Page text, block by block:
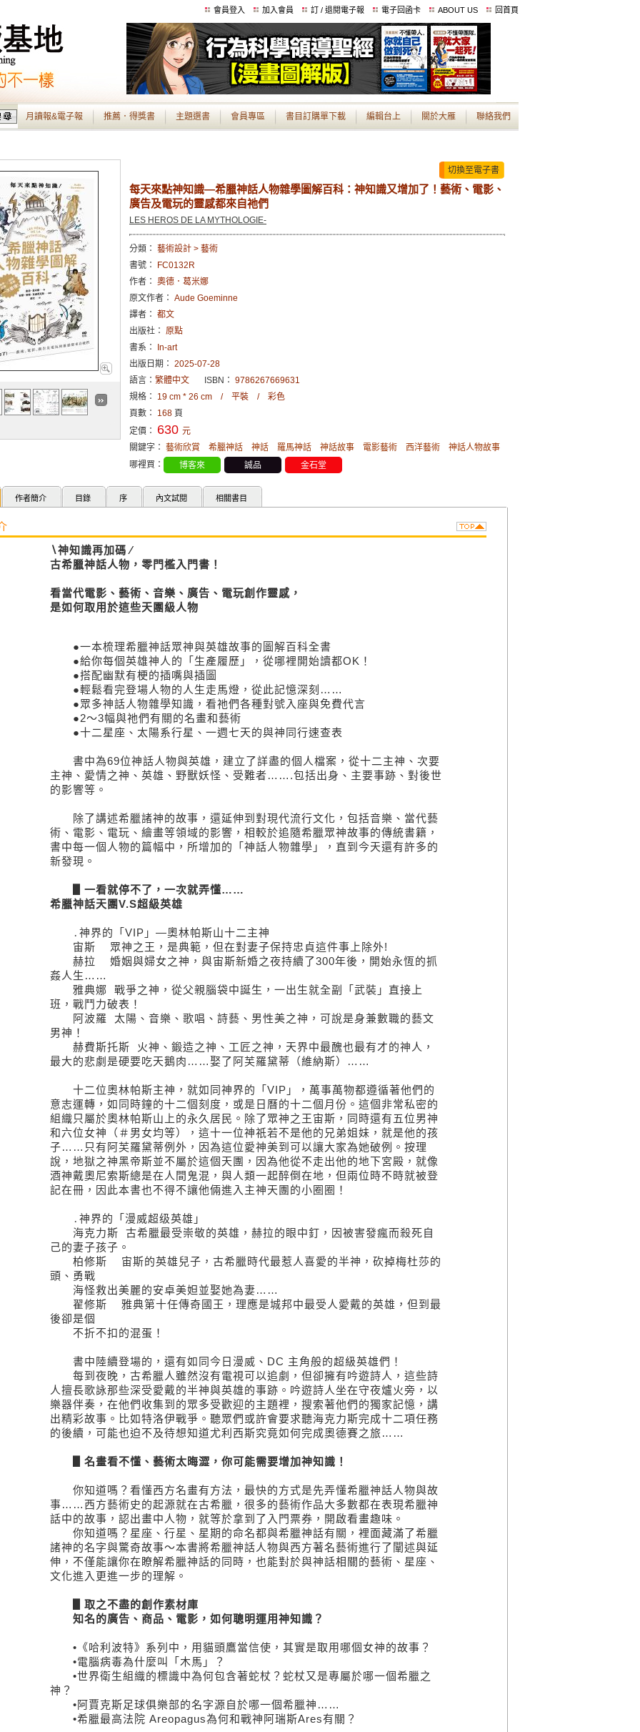
會員登入 加入會員 訂 / 退閱電子報 電子回函卡 ABOUT US 回首頁
月讀報&電子報 推薦．得獎書 主題選書 會員專區 書目訂購單下載 編輯台上 關於大雁 聯絡我們
切換至電子書
每天來點神知識—希臘神話人物雜學圖解百科：神知識又增加了！藝術、電影、
廣告及電玩的靈感都來自祂們
LES HEROS DE LA MYTHOLOGIE-
分類： 藝術設計 > 藝術
書號：
FC0132R
作者： 奧德．葛米娜
原文作者： Aude Goeminne
譯者： 都文
出版社： 原點
書系：
In-art
出版日期： 2025-07-28
語言： 繁體中文 ISBN： 9786267669631
規格： 19 cm * 26 cm / 平裝 / 彩色
頁數： 168 頁
定價： 630 元
關鍵字： 藝術欣賞 希臘神話 神話 羅馬神話 神話故事 電影藝術 西洋藝術
神話人物故事
哪裡買：
博客來 誠品 金石堂
作者簡介 目錄 序 內文試閱 相關書目
∖神知識再加碼 ∕
古希臘神話人物，零門檻入門書！
看當代電影、藝術、音樂、廣告、電玩創作靈感，
是如何取用於這些天團級人物
●一本梳理希臘神話眾神與英雄故事的圖解百科全書
●給你每個英雄神人的「生產履歷」，從哪裡開始讀都OK！
●搭配幽默有梗的插嘴與插圖
●輕鬆看完登場人物的人生走馬燈，從此記憶深刻……
●眾多神話人物雜學知識，看祂們各種對號入座與免費代言
●2～3幅與祂們有關的名畫和藝術
●十二星座、太陽系行星、一週七天的與神同行速查表
書中為69位神話人物與英雄，建立了詳盡的個人檔案，從十二主神、次要
主神、愛情之神、英雄、野獸妖怪、受難者…….包括出身、主要事跡、對後世
的影響等。
除了講述希臘諸神的故事，還延伸到對現代流行文化，包括音樂、當代藝
術、電影、電玩、繪畫等領域的影響，相較於追隨希臘眾神故事的傳統書籍，
書中每一個人物的篇幅中，所增加的「神話人物雜學」，直到今天還有許多的
新發現。
▋一看就停不了，一次就弄懂……
希臘神話天團V.S超級英雄
․神界的「VIP」—奧林帕斯山十二主神
宙斯 眾神之王，是典範，但在對妻子保持忠貞這件事上除外!
赫拉 婚姻與婦女之神，與宙斯新婚之夜持續了300年後，開始永恆的抓
姦人生……
雅典娜 戰爭之神，從父親腦袋中誕生，一出生就全副「武裝」直接上
班，戰鬥力破表！
阿波羅 太陽、音樂、歌唱、詩藝、男性美之神，可說是身兼數職的藝文
男神！
赫費斯托斯 火神、鍛造之神、工匠之神，天界中最醜也最有才的神人，
最大的悲劇是硬要吃天鵝肉……娶了阿芙羅黛蒂（維納斯）……
十二位奧林帕斯主神，就如同神界的「VIP」，萬事萬物都遵循著他們的
意志運轉，如同時鐘的十二個刻度，或是日曆的十二個月份。這個非常私密的
組織只屬於奧林帕斯山上的永久居民。除了眾神之王宙斯，同時還有五位男神
和六位女神（＃男女均等），這十一位神祇若不是他的兄弟姐妹，就是他的孩
子……只有阿芙羅黛蒂例外，因為這位愛神美到可以讓大家為她破例。按理
說，地獄之神黑帝斯並不屬於這個天團，因為他從不走出他的地下宮殿，就像
酒神戴奧尼索斯總是在人間鬼混，與人類一起醉倒在地，但兩位時不時就被登
記在冊，因此本書也不得不讓他倆進入主神天團的小圈圈！
․神界的「漫威超级英雄」
海克力斯 古希臘最受崇敬的英雄，赫拉的眼中釘，因被害發瘋而殺死自
己的妻子孩子。
柏修斯 宙斯的英雄兒子，古希臘時代最惹人喜愛的半神，砍掉梅杜莎的
頭、勇戰
海怪救出美麗的安卓美妲並娶她為妻……
翟修斯 雅典第十任傳奇國王，理應是城邦中最受人愛戴的英雄，但到最
後卻是個
不折不扣的混蛋！
書中陸續登場的，還有如同今日漫威、DC 主角般的超級英雄們！
每到夜晚，古希臘人雖然沒有電視可以追劇，但卻擁有吟遊詩人，這些詩
人擅長歌詠那些深受愛戴的半神與英雄的事跡。吟遊詩人坐在守夜爐火旁，以
樂器伴奏，在他們收集到的眾多受歡迎的主題裡，搜索著他們的獨家記憶，講
出精彩故事。比如特洛伊戰爭。聽眾們或許會要求聽海克力斯完成十二項任務
的後續，可能也迫不及待想知道尤利西斯究竟如何完成奧德賽之旅……
▋名畫看不懂、藝術太晦澀，你可能需要增加神知識！
你知道嗎？看懂西方名畫有方法，最快的方式是先弄懂希臘神話人物與故
事……西方藝術史的起源就在古希臘，很多的藝術作品大多數都在表現希臘神
話中的故事，認出畫中人物，就等於拿到了入門票券，開啟看畫趣味。
你知道嗎？星座、行星、星期的命名都與希臘神話有關，裡面藏滿了希臘
諸神的名字與驚奇故事～本書將希臘神話人物與西方著名藝術進行了闡述與延
伸，不僅能讓你在瞭解希臘神話的同時，也能對於與神話相關的藝術、星座、
文化進入更進一步的理解。
▋取之不盡的創作素材庫
知名的廣告、商品、電影，如何聰明運用神知識？
•《哈利波特》系列中，用貓頭鷹當信使，其實是取用哪個女神的故事？
•電腦病毒為什麼叫「木馬」？
•世界衛生組織的標識中為何包含著蛇杖？蛇杖又是專屬於哪一個希臘之
神？
•阿賈克斯足球俱樂部的名字源自於哪一個希臘神……
•希臘最高法院 Areopagus為何和戰神阿瑞斯Ares有關？